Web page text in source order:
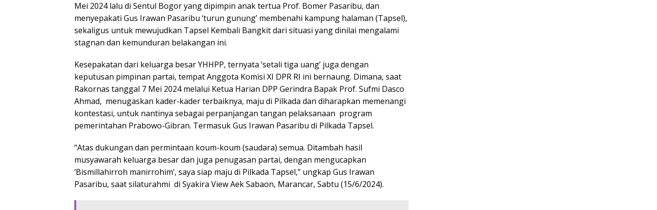
Mei 2024 lalu di Sentul Bogor yang dipimpin anak tertua Prof. Bomer Pasaribu, dan
menyepakati Gus Irawan Pasaribu ‘turun gunung’ membenahi kampung halaman (Tapsel),
sekaligus untuk mewujudkan Tapsel Kembali Bangkit dari situasi yang dinilai mengalami
stagnan dan kemunduran belakangan ini.
Kesepakatan dari keluarga besar YHHPP, ternyata ‘setali tiga uang’ juga dengan
keputusan pimpinan partai, tempat Anggota Komisi XI DPR RI ini bernaung. Dimana, saat
Rakornas tanggal 7 Mei 2024 melalui Ketua Harian DPP Gerindra Bapak Prof. Sufmi Dasco
Ahmad, menugaskan kader-kader terbaiknya, maju di Pilkada dan diharapkan memenangi
kontestasi, untuk nantinya sebagai perpanjangan tangan pelaksanaan program
pemerintahan Prabowo-Gibran. Termasuk Gus Irawan Pasaribu di Pilkada Tapsel.
“Atas dukungan dan permintaan koum-koum (saudara) semua. Ditambah hasil
musyawarah keluarga besar dan juga penugasan partai, dengan mengucapkan
‘Bismillahirroh manirrohim’, saya siap maju di Pilkada Tapsel,” ungkap Gus Irawan
Pasaribu, saat silaturahmi di Syakira View Aek Sabaon, Marancar, Sabtu (15/6/2024).